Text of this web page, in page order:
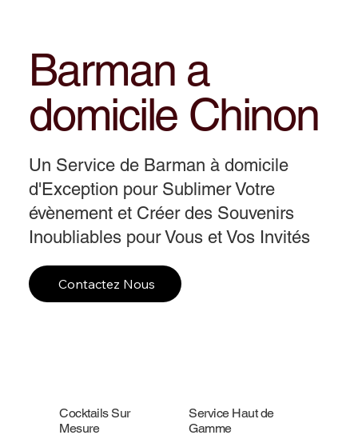
Barman a
domicile Chinon
Un Service de Barman à domicile
d'Exception pour Sublimer Votre
évènement et Créer des Souvenirs
Inoubliables pour Vous et Vos Invités
Contactez Nous
Cocktails Sur
Mesure
Service Haut de
Gamme